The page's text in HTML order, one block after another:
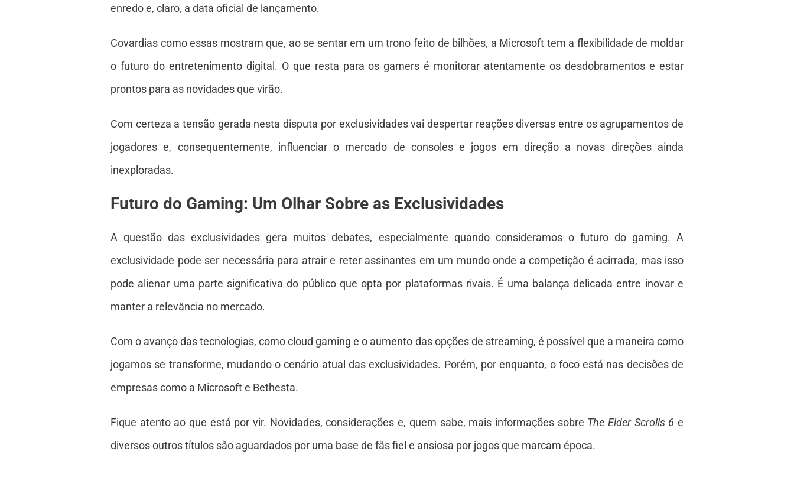
enredo e, claro, a data oficial de lançamento.
Covardias como essas mostram que, ao se sentar em um trono feito de bilhões, a Microsoft tem a flexibilidade de moldar
o futuro do entretenimento digital. O que resta para os gamers é monitorar atentamente os desdobramentos e estar
prontos para as novidades que virão.
Com certeza a tensão gerada nesta disputa por exclusividades vai despertar reações diversas entre os agrupamentos de
jogadores e, consequentemente, influenciar o mercado de consoles e jogos em direção a novas direções ainda
inexploradas.
Futuro do Gaming: Um Olhar Sobre as Exclusividades
A questão das exclusividades gera muitos debates, especialmente quando consideramos o futuro do gaming. A
exclusividade pode ser necessária para atrair e reter assinantes em um mundo onde a competição é acirrada, mas isso
pode alienar uma parte significativa do público que opta por plataformas rivais. É uma balança delicada entre inovar e
manter a relevância no mercado.
Com o avanço das tecnologias, como cloud gaming e o aumento das opções de streaming, é possível que a maneira como
jogamos se transforme, mudando o cenário atual das exclusividades. Porém, por enquanto, o foco está nas decisões de
empresas como a Microsoft e Bethesta.
Fique atento ao que está por vir. Novidades, considerações e, quem sabe, mais informações sobre The Elder Scrolls 6 e
diversos outros títulos são aguardados por uma base de fãs fiel e ansiosa por jogos que marcam época.